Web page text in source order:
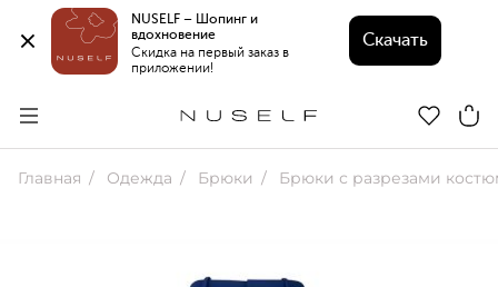
NUSELF – Шопинг и
вдохновение
Скидка на первый заказ в
приложении!
Скачать
Главная Одежда Брюки Брюки с разрезами